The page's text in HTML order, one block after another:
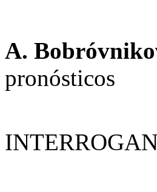
A.
pronósticos